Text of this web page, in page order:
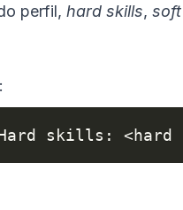
perfil, hard skills,
Hard skills: